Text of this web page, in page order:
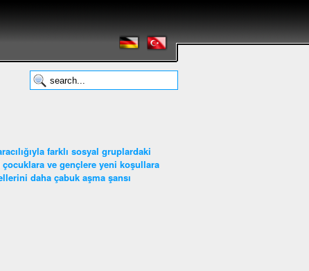
farklı sosyal gruplardaki
ve gençlere yeni koşullara
daha çabuk aşma şansı